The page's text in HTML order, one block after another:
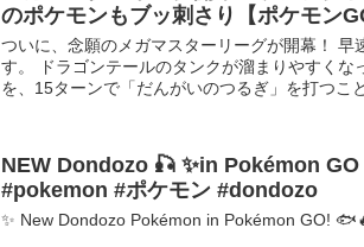
のポケモンもブッ刺さり【ポケモン
ついに、念願のメガマスターリーグが開幕！
す。 ドラゴンテールのタンクが溜まりやすくな
を、15ターンで「だんがいのつるぎ」を打つこ
NEW Dondozo 🎣 ✨in Pokémon
#pokemon #ポケモン #dondozo
✨ New Dondozo Pokémon in Pokémon GO!